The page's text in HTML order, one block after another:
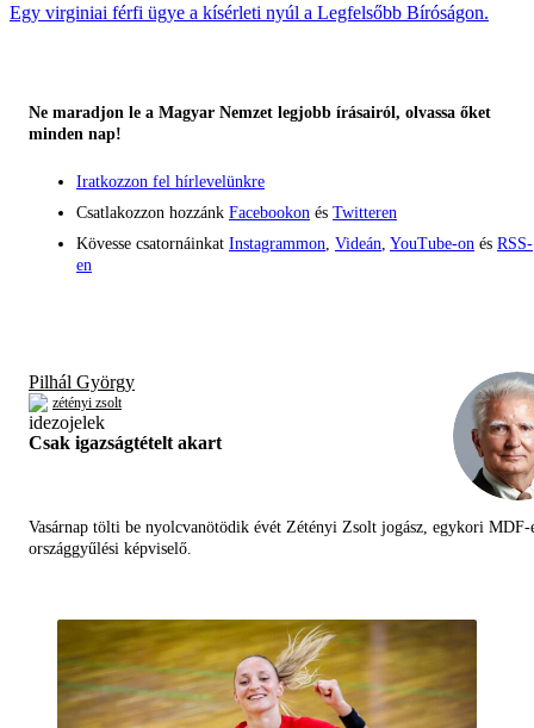
Egy virginiai férfi ügye a kísérleti nyúl a Legfelsőbb Bíróságon.
Ne maradjon le a Magyar Nemzet legjobb írásairól, olvassa őket
minden nap!
Iratkozzon fel hírlevelünkre
Csatlakozzon hozzánk Facebookon és Twitteren
Kövesse csatornáinkat Instagrammon Videán YouTube-on és RSS-
en
Pilhál György
zétényi zsolt
Csak igazságtételt akart
Vasárnap tölti be nyolcvanötödik évét Zétényi Zsolt jogász, egykori MDF-
országgyűlési képviselő.